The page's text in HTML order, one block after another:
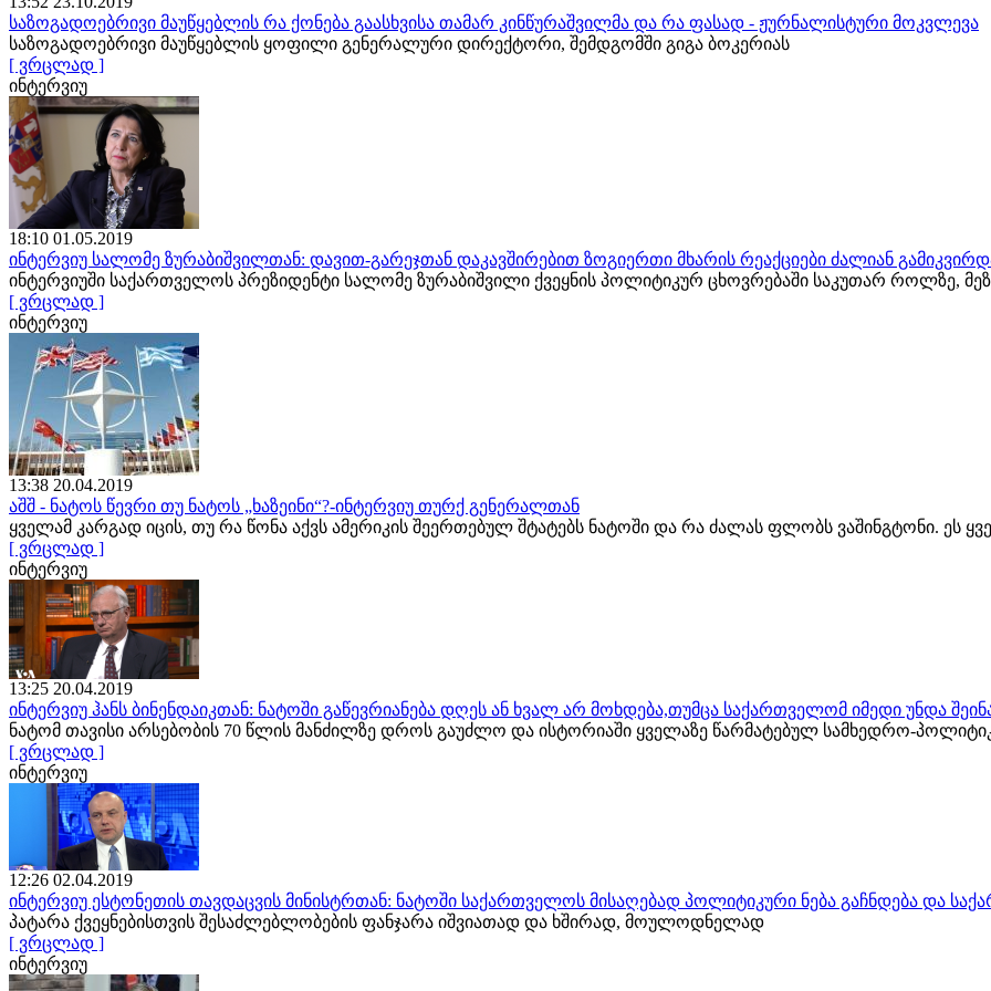
საზოგადოებრივი მაუწყებლის რა ქონება გაასხვისა თამარ კინწურაშვილმა და რა ფასად - ჟურნალისტური მოკვლევა
საზოგადოებრივი მაუწყებლის ყოფილი გენერალური დირექტორი, შემდგომში გიგა ბოკერიას
[ ვრცლად ]
ინტერვიუ
18:10 01.05.2019
ინტერვიუ სალომე ზურაბიშვილთან: დავით-გარეჯთან დაკავშირებით ზოგიერთი მხარის რეაქციები ძალიან
ინტერვიუში საქართველოს პრეზიდენტი სალომე ზურაბიშვილი ქვეყნის პოლიტიკურ ცხოვრებაში საკუთარ როლზე,
[ ვრცლად ]
ინტერვიუ
13:38 20.04.2019
აშშ - ნატოს წევრი თუ ნატოს „ხაზეინი“?-ინტერვიუ თურქ გენერალთან
ყველამ კარგად იცის, თუ რა წონა აქვს ამერიკის შეერთებულ შტატებს ნატოში და რა ძალას ფლობს ვაშინგტონი. ეს
[ ვრცლად ]
ინტერვიუ
13:25 20.04.2019
ინტერვიუ ჰანს ბინენდაიკთან: ნატოში გაწევრიანება დღეს ან ხვალ არ მოხდება,თუმცა საქართველომ იმედი უნდა
ნატომ თავისი არსებობის 70 წლის მანძილზე დროს გაუძლო და ისტორიაში ყველაზე წარმატებულ სამხედრო-
[ ვრცლად ]
ინტერვიუ
12:26 02.04.2019
ინტერვიუ ესტონეთის თავდაცვის მინისტრთან: ნატოში საქართველოს მისაღებად პოლიტიკური ნება გაჩნდება და
პატარა ქვეყნებისთვის შესაძლებლობების ფანჯარა იშვიათად და ხშირად, მოულოდნელად
[ ვრცლად ]
ინტერვიუ